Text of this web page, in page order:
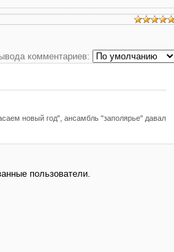
комментариев:
новый год", ансамбль "заполярье" давал
пользователи.